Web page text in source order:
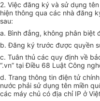
2. Việc đăng ký và sử dụng
hiện thông qua các nhà đăng
sau:
a. Bình đẳng, không phân biệt
b. Đăng ký trước được quyền
c. Tuân thủ các quy định về
“.vn” tại Điều 68 Luật Công
d. Trang thông tin điện tử
nước phải sử dụng tên miền
các máy chủ có địa chỉ IP ở